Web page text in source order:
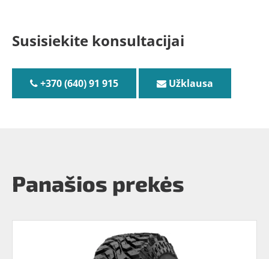
Susisiekite konsultacijai
+370 (640) 91 915 Užklausa
Panašios prekės